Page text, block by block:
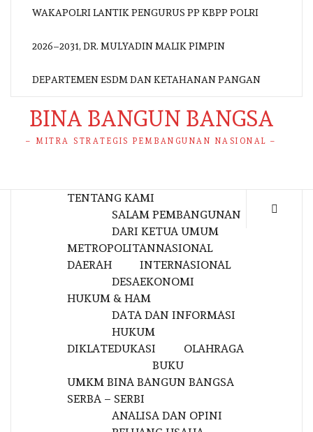
WAKAPOLRI LANTIK PENGURUS PP KBPP POLRI
2026–2031, DR. MULYADIN MALIK PIMPIN
DEPARTEMEN ESDM DAN KETAHANAN PANGAN
BINA BANGUN BANGSA
– MITRA STRATEGIS PEMBANGUNAN NASIONAL –
TENTANG KAMI
SALAM PEMBANGUNAN
DARI KETUA UMUM
METROPOLITANNASIONAL
DAERAH
DESA
INTERNASIONAL
EKONOMI
HUKUM & HAM
DATA DAN INFORMASI
HUKUM
DIKLATEDUKASI
BUKU
OLAHRAGA
UMKM BINA BANGUN BANGSA
SERBA – SERBI
ANALISA DAN OPINI